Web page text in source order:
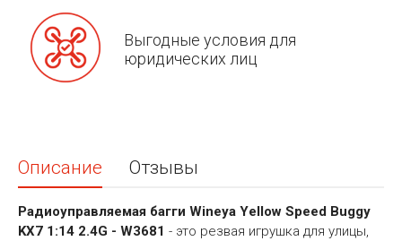
Выгодные условия для
юридических лиц
Описание Отзывы
Радиоуправляемая багги Wineya Yellow Speed Buggy
KX7 1:14 2.4G - W3681 - это резвая игрушка для улицы,